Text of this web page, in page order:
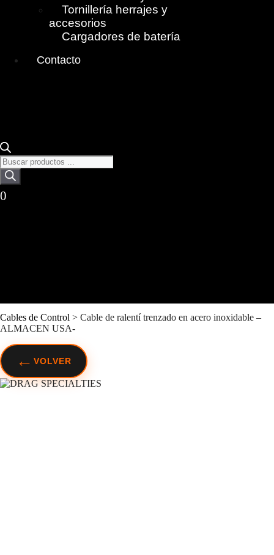
Cables de Control > Cable de ralentí trenzado en acero inoxidable –
ALMACEN USA-
Tornillería herrajes y
accesorios
Cargadores de batería
Contacto
Búsqueda
de
productos
0
← VOLVER